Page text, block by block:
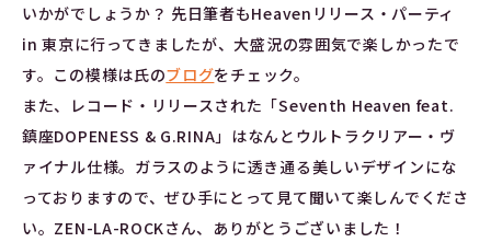
いかがでしょうか？ 先日筆者もHeavenリリース・パーティ
in 東京に行ってきましたが、大盛況の雰囲気で楽しかったで
す。この模様は氏のブログをチェック。
また、レコード・リリースされた「Seventh Heaven feat.
鎮座DOPENESS & G.RINA」はなんとウルトラクリアー・ヴ
ァイナル仕様。ガラスのように透き通る美しいデザインにな
っておりますので、ぜひ手にとって見て聞いて楽しんでくださ
い。ZEN-LA-ROCKさん、ありがとうございました！